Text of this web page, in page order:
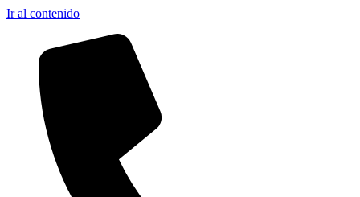
Ir al contenido